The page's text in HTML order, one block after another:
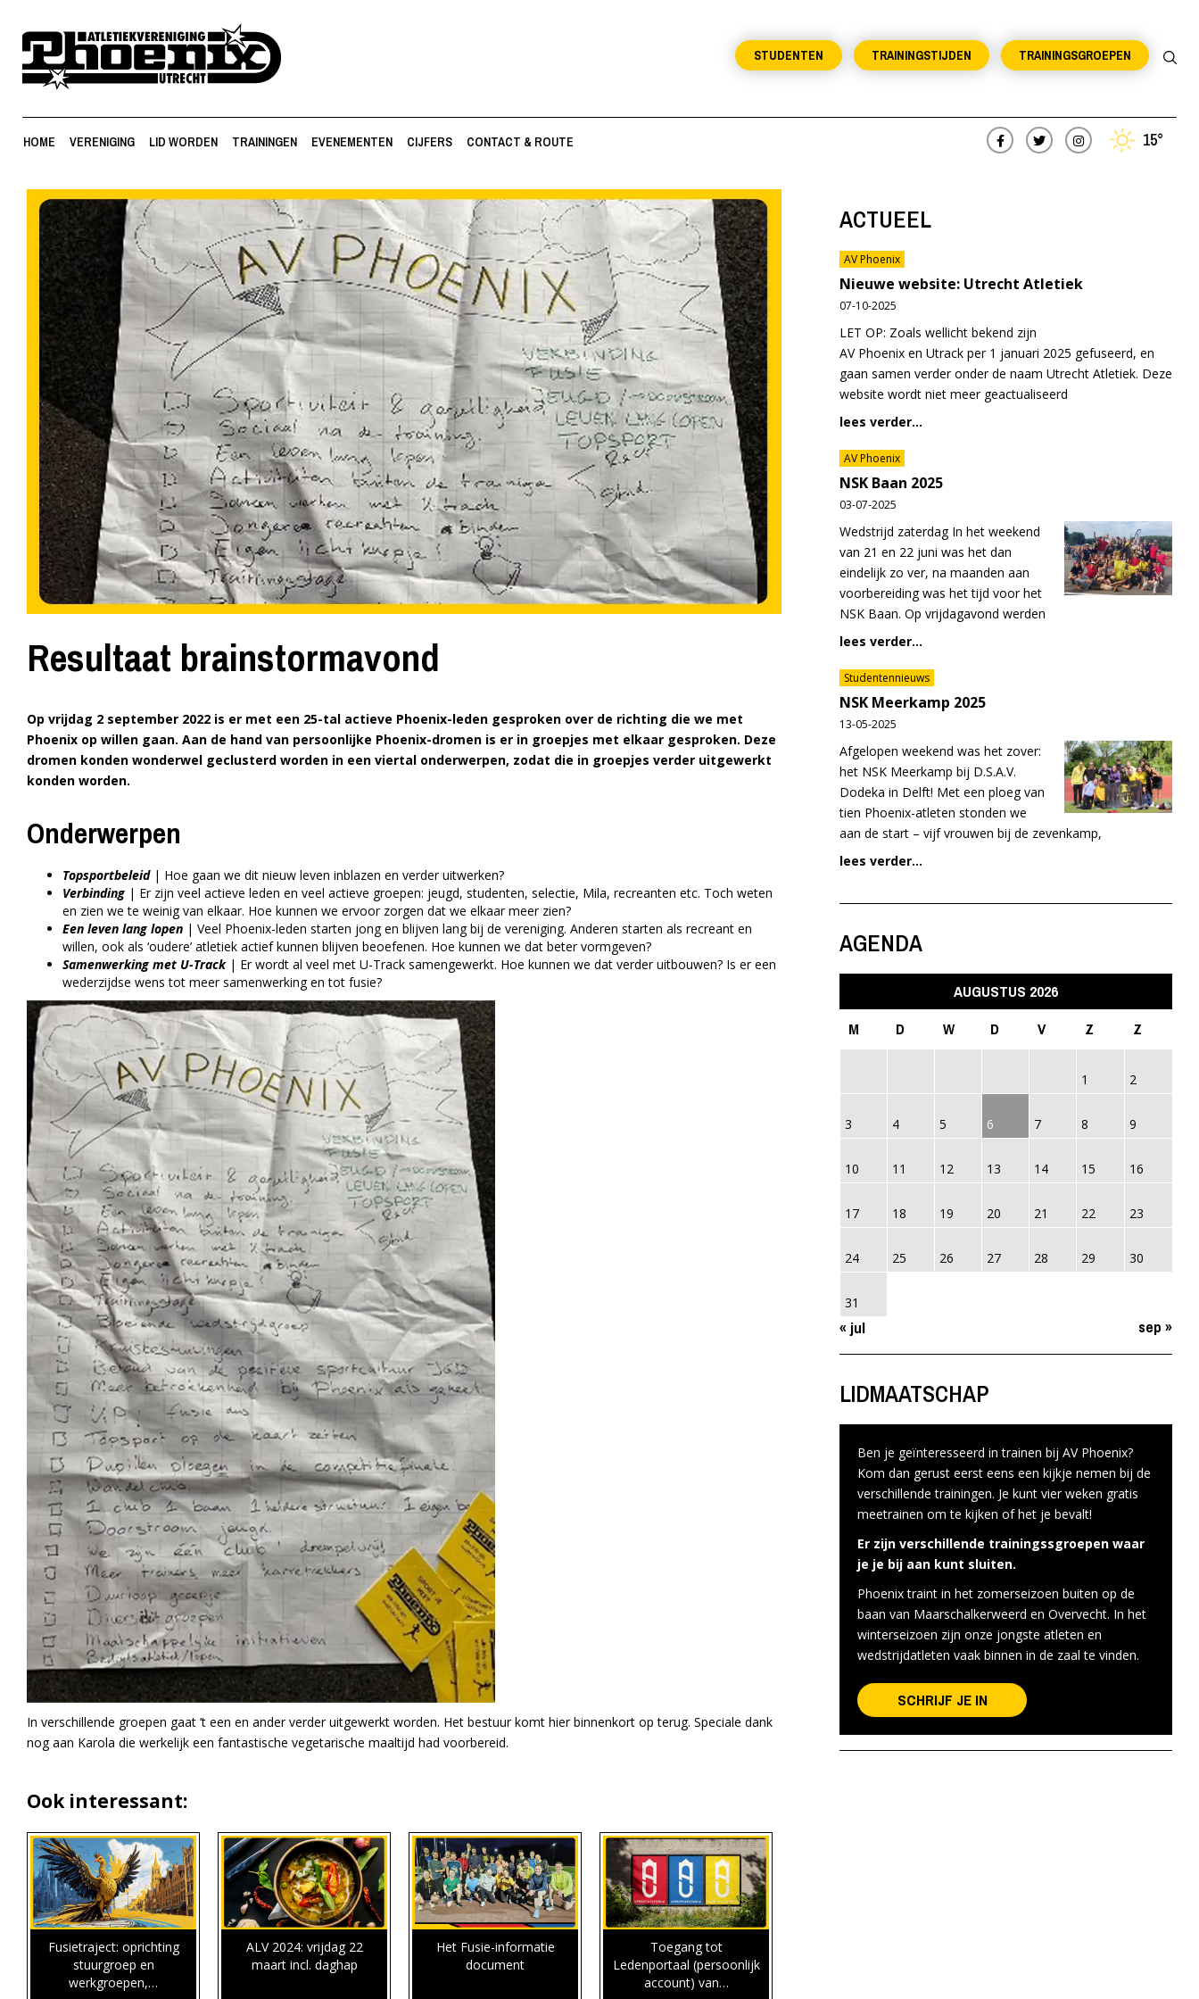
TRAININGSGROEPEN
TRAININGSTIJDEN
STUDENTEN
HOME VERENIGING LID WORDEN TRAININGEN EVENEMENTEN CIJFERS CONTACT & ROUTE 15°
Resultaat brainstormavond
Op vrijdag 2 september 2022 is er met een 25-tal actieve Phoenix-leden gesproken over de richting die we met
Phoenix op willen gaan. Aan de hand van persoonlijke Phoenix-dromen is er in groepjes met elkaar gesproken. Deze
dromen konden wonderwel geclusterd worden in een viertal onderwerpen, zodat die in groepjes verder uitgewerkt
konden worden.
Onderwerpen
Topsportbeleid| Hoe gaan we dit nieuw leven inblazen en verder uitwerken?
Verbinding | Er zijn veel actieve leden en veel actieve groepen: jeugd, studenten, selectie, Mila, recreanten etc. Toch weten
en zien we te weinig van elkaar. Hoe kunnen we ervoor zorgen dat we elkaar meer zien?
Een leven lang lopen | Veel Phoenix-leden starten jong en blijven lang bij de vereniging. Anderen starten als recreant en
willen, ook als ‘oudere’ atletiek actief kunnen blijven beoefenen. Hoe kunnen we dat beter vormgeven?
Samenwerking met U-Track| Er wordt al veel met U-Track samengewerkt. Hoe kunnen we dat verder uitbouwen? Is er een
wederzijdse wens tot meer samenwerking en tot fusie?
In verschillende groepen gaat ’t een en ander verder uitgewerkt worden. Het bestuur komt hier binnenkort op terug. Speciale dank
nog aan Karola die werkelijk een fantastische vegetarische maaltijd had voorbereid.
Ook interessant:
Fusietraject: oprichting
stuurgroep en
werkgroepen,…
ALV 2024: vrijdag 22
maart incl. daghap
Het Fusie-informatie
document
Toegang tot
Ledenportaal (persoonlijk
account) van…
ACTUEEL
AV Phoenix
Nieuwe website: Utrecht Atletiek
07-10-2025
LET OP: Zoals wellicht bekend zijn
AV Phoenix en Utrack per 1 januari 2025 gefuseerd, en
gaan samen verder onder de naam Utrecht Atletiek. Deze
website wordt niet meer geactualiseerd
lees verder...
AV Phoenix
NSK Baan 2025
03-07-2025
Wedstrijd zaterdag In het weekend
van 21 en 22 juni was het dan
eindelijk zo ver, na maanden aan
voorbereiding was het tijd voor het
NSK Baan. Op vrijdagavond werden
lees verder...
Studentennieuws
NSK Meerkamp 2025
13-05-2025
Afgelopen weekend was het zover:
het NSK Meerkamp bij D.S.A.V.
Dodeka in Delft! Met een ploeg van
tien Phoenix-atleten stonden we
aan de start – vijf vrouwen bij de zevenkamp,
lees verder...
AGENDA
AUGUSTUS 2026
M
D W D V Z Z
1 2
3 4 5 6 7 8 9
10 11 12 13 14 15 16
17 18 19 20 21 22 23
24 25 26 27 28 29 30
31
« jul sep »
LIDMAATSCHAP
Ben je geïnteresseerd in trainen bij AV Phoenix?
Kom dan gerust eerst eens een kijkje nemen bij de
verschillende trainingen. Je kunt vier weken gratis
meetrainen om te kijken of het je bevalt!
Er zijn verschillende trainingssgroepen waar
je je bij aan kunt sluiten.
Phoenix traint in het zomerseizoen buiten op de
baan van Maarschalkerweerd en Overvecht. In het
winterseizoen zijn onze jongste atleten en
wedstrijdatleten vaak binnen in de zaal te vinden.
SCHRIJF JE IN